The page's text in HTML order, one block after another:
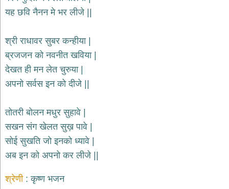
साईं
भजन
जैन
भजन
jain
bhajans
durga
bhajans
गणेश
भजन
ganesh
bhajans
राम
यह छवि नैनन मे भर लीजे ||
श्री राधावर सुबर कन्हीया |
ब्रजजन को नवनीत खविया |
देखत ही मन लेत चुरुया |
अपनो सर्वस इन को दीजे ||
तोतरी बोलन मधुर सुहावे |
सखन संग खेलत सुख़ पावे |
सोई सुखति जो इनको ध्यावे |
अब इन को अपनो कर लीजे ||
श्रेणी कृष्ण भजन